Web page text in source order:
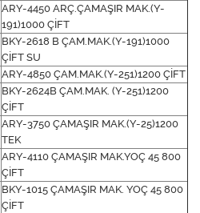
ARY-4450 ARÇ.ÇAMAŞIR MAK.(Y-
191)1000 ÇİFT
BKY-2618 B ÇAM.MAK.(Y-191)1000
ÇİFT SU
ARY-4850 ÇAM.MAK.(Y-251)1200 ÇİFT
BKY-2624B ÇAM.MAK. (Y-251)1200
ÇİFT
ARY-3750 ÇAMAŞIR MAK.(Y-25)1200
TEK
ARY-4110 ÇAMAŞIR MAK.YOÇ 45 800
ÇİFT
BKY-1015 ÇAMAŞIR MAK. YOÇ 45 800
ÇİFT